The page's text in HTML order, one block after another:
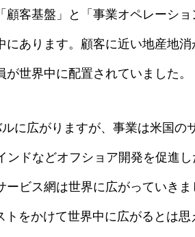
客基盤」と「事業オペレーシ
あります。顧客に近い地産地
世界中に配置されていました。
に広がりますが、事業は米国
ドなどオフショア開発を促進
ビス網は世界に広がっていき
をかけて世界中に広がるとは